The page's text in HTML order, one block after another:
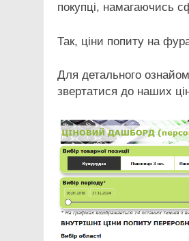
покупці, намагаючись
Так, ціни попиту на
Для детального
звертатися до наших